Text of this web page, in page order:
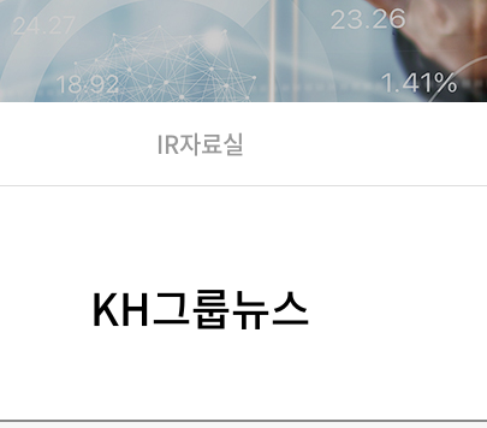
IR자료실
KH그룹뉴스